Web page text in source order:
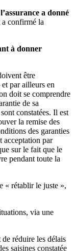
a donné
a confirmé la
à donner
être
par ailleurs en
doit se comprendre
de sa
constatées. Il est
la remise des
des garanties
acceptation par
sur le fait que le
pendant toute la
« rétablir le juste »,
via une
de réduire les délais
saisines constatée